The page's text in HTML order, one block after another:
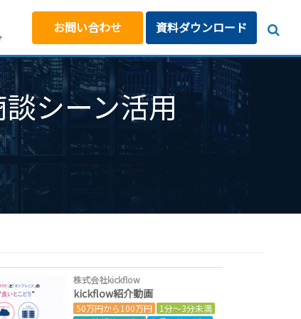
お問い合わせ 資料ダウンロード
シーン活用
株式会社kickflow
kickflow紹介動画
50万円から100万円
1分～3分未満